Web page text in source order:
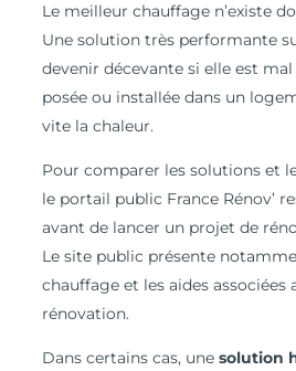
Le meilleur chauffage n’existe
Une solution très performante
devenir décevante si elle est
posée ou installée dans un
vite la chaleur.
Pour comparer les solutions et
le portail public France Rénov’
avant de lancer un projet de
Le site public présente
chauffage et les aides associées
rénovation.
Dans certains cas, une solution